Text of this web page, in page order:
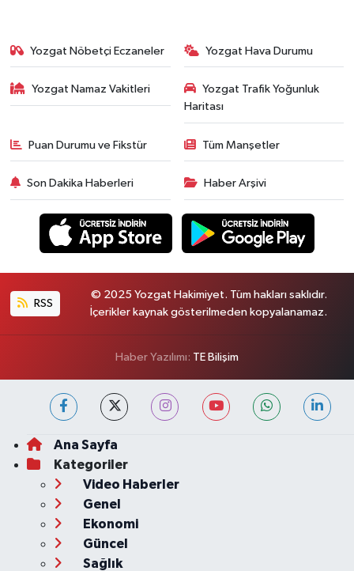
Yozgat Nöbetçi Eczaneler Yozgat Hava Durumu
Yozgat Namaz Vakitleri
Yozgat Trafik Yoğunluk
Haritası
Puan Durumu ve Fikstür Tüm Manşetler
Son Dakika Haberleri Haber Arşivi
RSS
© 2025 Yozgat Hakimiyet. Tüm hakları saklıdır.
İçerikler kaynak gösterilmeden kopyalanamaz.
Haber Yazılımı: TE Bilişim
Ana Sayfa
Kategoriler
Video Haberler
Genel
Ekonomi
Güncel
Sağlık